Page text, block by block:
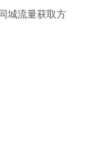
城流量获取方